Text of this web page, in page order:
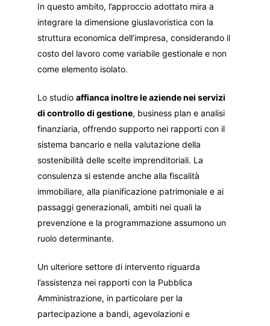
In questo ambito, l’approccio adottato mira a
integrare la dimensione giuslavoristica con la
struttura economica dell’impresa, considerando il
costo del lavoro come variabile gestionale e non
come elemento isolato.
Lo studioaffianca inoltre le aziende nei servizi
di controllo di gestione, business plan e analisi
finanziaria, offrendo supporto nei rapporti con il
sistema bancario e nella valutazione della
sostenibilità delle scelte imprenditoriali. La
consulenza si estende anche alla fiscalità
immobiliare, alla pianificazione patrimoniale e ai
passaggi generazionali, ambiti nei quali la
prevenzione e la programmazione assumono un
ruolo determinante.
Un ulteriore settore di intervento riguarda
l’assistenza nei rapporti con la Pubblica
Amministrazione, in particolare per la
partecipazione a bandi, agevolazioni e